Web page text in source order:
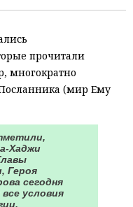
прочитали
многократно
(мир Ему
Хаджи
Героя
сегодня
условия